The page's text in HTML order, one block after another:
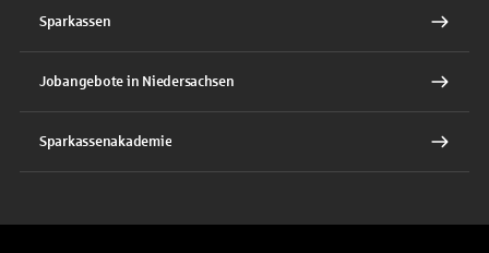
Sparkassen
Jobangebote in Niedersachsen
Sparkassenakademie